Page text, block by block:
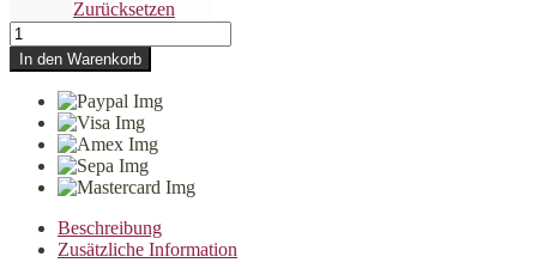
Zurücksetzen
JW
Hol-
ee
Roller
Mini
Menge
In den Warenkorb
Beschreibung
Zusätzliche Information